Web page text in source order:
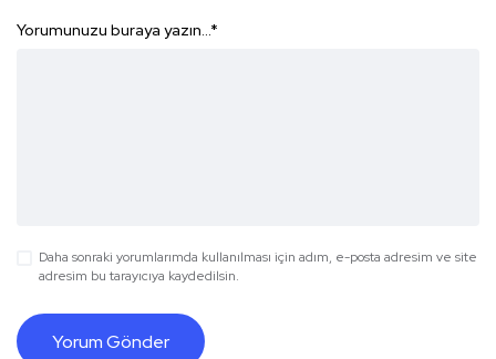
Yorumunuzu buraya yazın...*
Daha sonraki yorumlarımda kullanılması için adım, e-posta adresim ve site
adresim bu tarayıcıya kaydedilsin.